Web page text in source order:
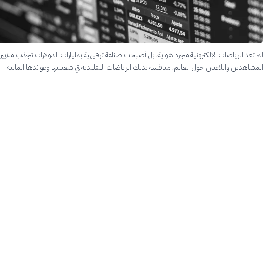
لم تعد الرياضات الإلكترونية مجرد هواية، بل أصبحت صناعة ترفيهية بمليارات الدولارات تجذب
المشاهدين واللاعبين حول العالم، منافسة بذلك الرياضات التقليدية في شعبيتها وعوائدها المالية.